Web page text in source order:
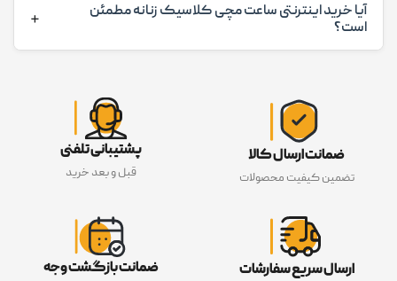
مقاوم هستند، اما مدل‌های لوکس‌تر قابلیت ضدآب بودن در
عمق‌های مختلف را دارند.
آیا خرید اینترنتی ساعت مچی کلاسیک زنانه مطمئن
است؟
گزینه‌ای راحت و مطمئن خواهد بود.
ضمانت ارسال کالا
تضمین کیفیت محصولات
پشتیبانی تلفنی
قبل و بعد خرید
ارسال سریع سفارشات ضمانت بازگشت وجه